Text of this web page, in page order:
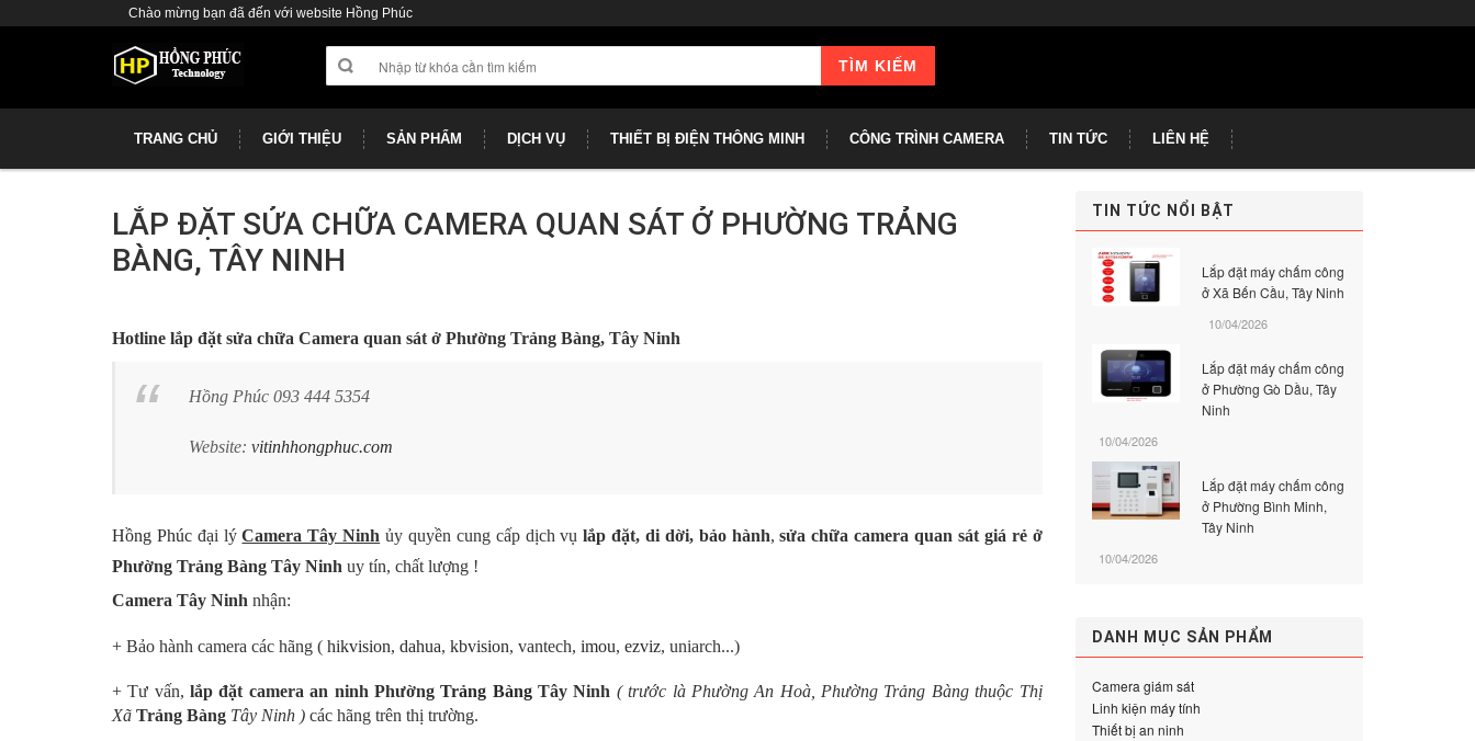
Chào mừng bạn đã đến với website Hồng Phúc
TÌM KIẾM
TRANG CHỦ GIỚI THIỆU SẢN PHẨM DỊCH VỤ THIẾT BỊ ĐIỆN THÔNG MINH CÔNG TRÌNH CAMERA TIN TỨC LIÊN HỆ
LẮP ĐẶT SỬA CHỮA CAMERA QUAN SÁT Ở PHƯỜNG TRẢNG
BÀNG, TÂY NINH
Hotline lắp đặt sửa chữa Camera quan sát ở Phường Trảng Bàng, Tây Ninh
Hồng Phúc 093 444 5354
Website: vitinhhongphuc.com
Hồng Phúcđại lýCamera Tây Ninh ủy quyền cung cấp dịch vụlắp đặt, di dời, bảo hành,sửa chữa camera quan sát giá rẻ ở
Phường Trảng Bàng Tây Ninh uy tín, chất lượng !
Camera Tây Ninh nhận:
+ Bảo hành camera các hãng ( hikvision, dahua, kbvision, vantech, imou, ezviz, uniarch...)
+ Tư vấn,lắp đặt camera an ninh PhườngTrảng BàngTây Ninh ( trước là Phường An Hoà, Phường Trảng Bàng thuộc Thị
Xã Trảng Bàng Tây Ninh ) các hãng trên thị trường.
TIN TỨC NỔI BẬT
Lắp đặt máy chấm công
ở Xã Bến Cầu, Tây Ninh
10/04/2026
Lắp đặt máy chấm công
ở Phường Gò Dầu, Tây
Ninh
10/04/2026
Lắp đặt máy chấm công
ở Phường Bình Minh,
Tây Ninh
10/04/2026
DANH MỤC SẢN PHẨM
Camera giám sát
Linh kiện máy tính
Thiết bị an ninh